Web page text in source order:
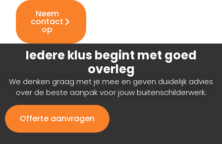
Neem
contact
op
Iedere klus begint met goed
overleg
We denken graag met je mee en geven duidelijk advies
over de beste aanpak voor jouw buitenschilderwerk.
Offerte aanvragen